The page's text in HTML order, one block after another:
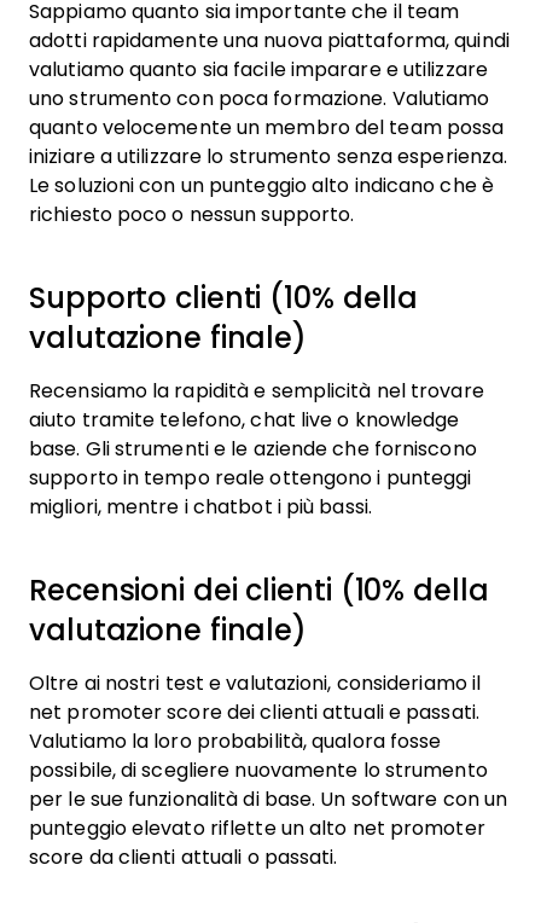
Sappiamo quanto sia importante che il team
adotti rapidamente una nuova piattaforma, quindi
valutiamo quanto sia facile imparare e utilizzare
uno strumento con poca formazione. Valutiamo
quanto velocemente un membro del team possa
iniziare a utilizzare lo strumento senza esperienza.
Le soluzioni con un punteggio alto indicano che è
richiesto poco o nessun supporto.
Supporto clienti (10% della
valutazione finale)
Recensiamo la rapidità e semplicità nel trovare
aiuto tramite telefono, chat live o knowledge
base. Gli strumenti e le aziende che forniscono
supporto in tempo reale ottengono i punteggi
migliori, mentre i chatbot i più bassi.
Recensioni dei clienti (10% della
valutazione finale)
Oltre ai nostri test e valutazioni, consideriamo il
net promoter score dei clienti attuali e passati.
Valutiamo la loro probabilità, qualora fosse
possibile, di scegliere nuovamente lo strumento
per le sue funzionalità di base. Un software con un
punteggio elevato riflette un alto net promoter
score da clienti attuali o passati.